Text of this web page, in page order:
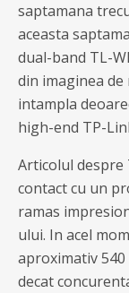
saptamana
aceasta
dual-band TL-
din imaginea de
intampla
high-end TP-
Articolul despre
contact cu un
ramas
ului. In acel
aproximativ
decat